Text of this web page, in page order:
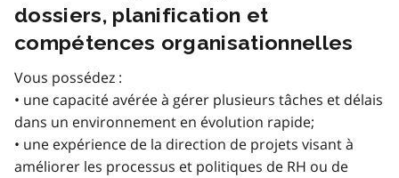
dossiers, planification et
compétences organisationnelles
Vous possédez :
• une capacité avérée à gérer plusieurs tâches et délais
dans un environnement en évolution rapide;
• une expérience de la direction de projets visant à
améliorer les processus et politiques de RH ou de